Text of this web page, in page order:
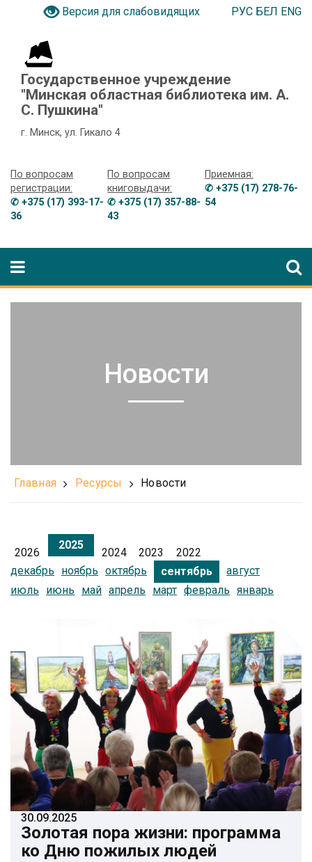
Версия для слабовидящих РУС БЕЛ ENG
Государственное учреждение
"Минская областная библиотека им. А.
С. Пушкина"
г. Минск, ул. Гикало 4
По вопросам
регистрации:
✆ +375 (17) 393-17-
36
По вопросам
книговыдачи:
✆ +375 (17) 357-88-
43
Приемная:
✆ +375 (17) 278-76-
54
Новости
Главная Ресурсы Новости
2026
2025
2024 2023
2022
декабрь
ноябрь октябрь сентябрь
август
июль
июнь май апрель март февраль январь
30.09.2025
Золотая пора жизни: программа
ко Дню пожилых людей